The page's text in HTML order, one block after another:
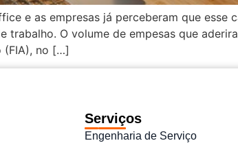
e as empresas já perceberam que esse
O volume de empesas que
(FIA), no […]
Serviços
Engenharia de Serviço